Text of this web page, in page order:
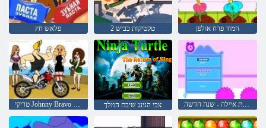
פלאש חץ טקטיקות כביש 2 חמוד פרח אולפן
טריקי Johnny Bravo בייץ צבי הנינג שיבת המלך בריחת איילה - שנה חדשה